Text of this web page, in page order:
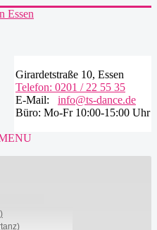
Girardetstraße 10, Essen
Telefon: 0201 / 22 55 35
E-Mail: info@ts-dance.de
Büro: Mo-Fr 10:00-15:00 Uhr